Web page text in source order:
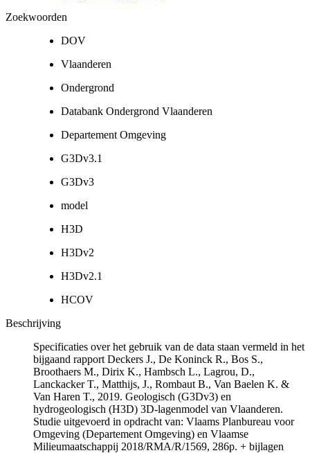
Zoekwoorden
DOV
Vlaanderen
Ondergrond
Databank Ondergrond Vlaanderen
Departement Omgeving
G3Dv3.1
G3Dv3
model
H3D
H3Dv2
H3Dv2.1
HCOV
Beschrijving
Specificaties over het gebruik van de data staan vermeld in het
bijgaand rapport Deckers J., De Koninck R., Bos S.,
Broothaers M., Dirix K., Hambsch L., Lagrou, D.,
Lanckacker T., Matthijs, J., Rombaut B., Van Baelen K. &
Van Haren T., 2019. Geologisch (G3Dv3) en
hydrogeologisch (H3D) 3D-lagenmodel van Vlaanderen.
Studie uitgevoerd in opdracht van: Vlaams Planbureau voor
Omgeving (Departement Omgeving) en Vlaamse
Milieumaatschappij 2018/RMA/R/1569, 286p. + bijlagen